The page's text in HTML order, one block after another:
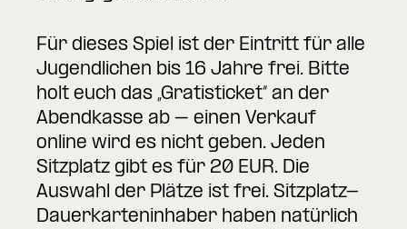
Für dieses Spiel ist der Eintritt für alle
Jugendlichen bis 16 Jahre frei. Bitte
holt euch das „Gratisticket“ an der
Abendkasse ab – einen Verkauf
online wird es nicht geben. Jeden
Sitzplatz gibt es für 20 EUR. Die
Auswahl der Plätze ist frei. Sitzplatz-
Dauerkarteninhaber haben natürlich